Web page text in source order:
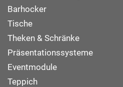
Barhocker
Tische
Theken & Schränke
Präsentationssysteme
Eventmodule
Teppich